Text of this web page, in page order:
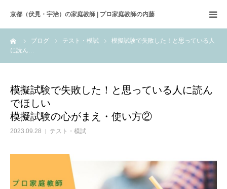
京都（伏見・宇治）の家庭教師 | プロ家庭教師の内藤
ブログ テスト・模試
模擬試験で失敗した！と思っている人
に読ん…
模擬試験で失敗した！と思っている人に読ん
でほしい
模擬試験の心がまえ・使い方②
2023.09.28 テスト・模試
ホーム
こだわり
プロフィール